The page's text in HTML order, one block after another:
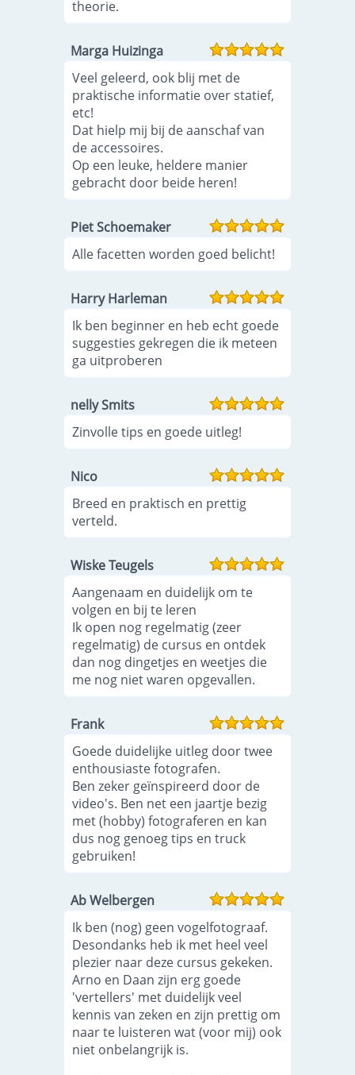
theorie.
Marga Huizinga
Veel geleerd, ook blij met de
praktische informatie over statief,
etc!
Dat hielp mij bij de aanschaf van
de accessoires.
Op een leuke, heldere manier
gebracht door beide heren!
Piet Schoemaker
Alle facetten worden goed belicht!
Harry Harleman
Ik ben beginner en heb echt goede
suggesties gekregen die ik meteen
ga uitproberen
nelly Smits
Zinvolle tips en goede uitleg!
Nico
Breed en praktisch en prettig
verteld.
Wiske Teugels
Aangenaam en duidelijk om te
volgen en bij te leren
Ik open nog regelmatig (zeer
regelmatig) de cursus en ontdek
dan nog dingetjes en weetjes die
me nog niet waren opgevallen.
Frank
Goede duidelijke uitleg door twee
enthousiaste fotografen.
Ben zeker geïnspireerd door de
video's. Ben net een jaartje bezig
met (hobby) fotograferen en kan
dus nog genoeg tips en truck
gebruiken!
Ab Welbergen
Ik ben (nog) geen vogelfotograaf.
Desondanks heb ik met heel veel
plezier naar deze cursus gekeken.
Arno en Daan zijn erg goede
'vertellers' met duidelijk veel
kennis van zeken en zijn prettig om
naar te luisteren wat (voor mij) ook
niet onbelangrijk is.